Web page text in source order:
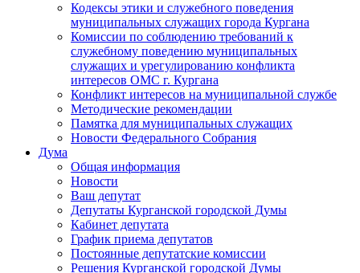
Кодексы этики и служебного поведения
муниципальных служащих города Кургана
Комиссии по соблюдению требований к
служебному поведению муниципальных
служащих и урегулированию конфликта
интересов ОМС г. Кургана
Конфликт интересов на муниципальной службе
Методические рекомендации
Памятка для муниципальных служащих
Новости Федерального Cобрания
Дума
Общая информация
Новости
Ваш депутат
Депутаты Курганской городской Думы
Кабинет депутата
График приема депутатов
Постоянные депутатские комиссии
Решения Курганской городской Думы